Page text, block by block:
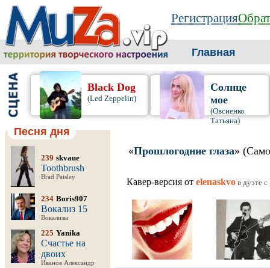
Регистрация
Главная
Black Dog
(Led Zeppelin)
Солнце
мое
(Овсиенко
Татьяна)
Песня дня
239 skvaue
Toothbrush
Brad Paisley
234 Boris907
Вокализ 15
Вокализы
225 Yanika
Счастье на
двоих
Иванов Александр
«Прошлогодние глаза»
Кавер-версия от elenaskvo в дуэте c